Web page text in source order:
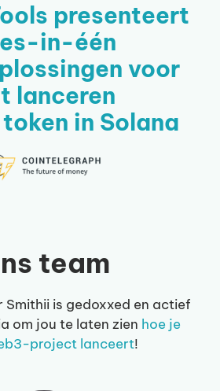
presenteert
in-één
voor
lanceren
in Solana
team
Smithii is gedoxxed en actief
om jou te laten zien hoe je
project lanceert!